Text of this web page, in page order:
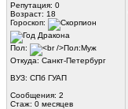
Репутация: 0
Возраст: 18
Гороскоп:
Пол:
Откуда: Санкт-Петербург
ВУЗ: СПб ГУАП
Сообщения: 2
Стаж: 0 месяцев